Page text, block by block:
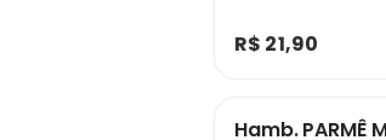
R$ 21,90
Hamb.